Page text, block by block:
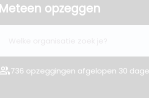
Meteen opzeggen
736 opzeggingen afgelopen 30